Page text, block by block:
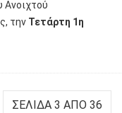
Ανοιχτού
την Τετάρτη 1η
ΣΕΛΊΔΑ 3 ΑΠΌ 36